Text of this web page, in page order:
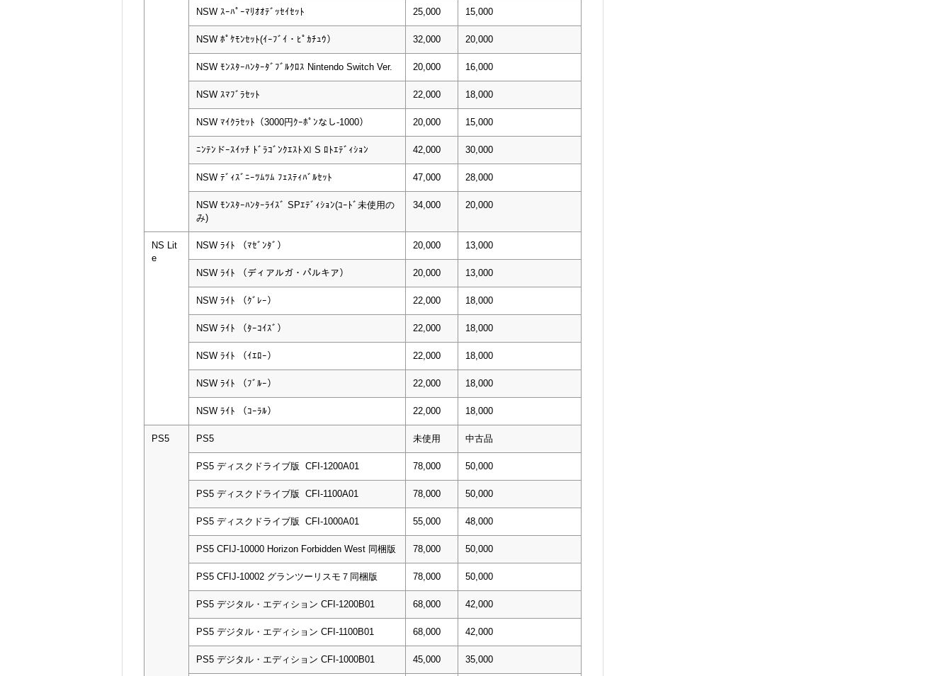
NSW ｽｰﾊﾟｰﾏﾘｵｵﾃﾞｯｾｲｾｯﾄ 25,000 15,000
NSW ﾎﾟｹﾓﾝｾｯﾄ(ｲｰﾌﾞｲ・ﾋﾟｶﾁｭｳ） 32,000 20,000
NSW ﾓﾝｽﾀｰﾊﾝﾀｰﾀﾞﾌﾞﾙｸﾛｽ Nintendo Switch Ver. 20,000 16,000
NSW ｽﾏﾌﾞﾗｾｯﾄ 22,000 18,000
NSW ﾏｲｸﾗｾｯﾄ（3000円ｸｰﾎﾟﾝなし-1000） 20,000 15,000
ﾆﾝﾃﾝドｰｽｲｯﾁ ﾄﾞﾗｺﾞﾝｸｴｽﾄⅪ S ﾛﾄｴﾃﾞｨｼｮﾝ 42,000 30,000
NSW ﾃﾞｨｽﾞﾆｰﾂﾑﾂﾑ ﾌｪｽﾃｨﾊﾞﾙｾｯﾄ 47,000 28,000
NSW ﾓﾝｽﾀｰﾊﾝﾀｰﾗｲｽﾞ SPｴﾃﾞｨｼｮﾝ(ｺｰﾄﾞ未使用の
み)
34,000 20,000
NS Lit
e
NSW ﾗｲﾄ （ﾏｾﾞﾝﾀﾞ） 20,000 13,000
NSW ﾗｲﾄ （ディアルガ・パルキア） 20,000 13,000
NSW ﾗｲﾄ （ｸﾞﾚｰ） 22,000 18,000
NSW ﾗｲﾄ （ﾀｰｺｲｽﾞ） 22,000 18,000
NSW ﾗｲﾄ （ｲｴﾛｰ） 22,000 18,000
NSW ﾗｲﾄ （ﾌﾞﾙｰ） 22,000 18,000
NSW ﾗｲﾄ （ｺｰﾗﾙ） 22,000 18,000
PS5 PS5 未使用 中古品
PS5 ディスクドライブ版 CFI-1200A01 78,000 50,000
PS5 ディスクドライブ版 CFI-1100A01 78,000 50,000
PS5 ディスクドライブ版 CFI-1000A01 55,000 48,000
PS5 CFIJ-10000 Horizon Forbidden West 同梱版 78,000 50,000
PS5 CFIJ-10002 グランツーリスモ７同梱版 78,000 50,000
PS5 デジタル・エディション CFI-1200B01 68,000 42,000
PS5 デジタル・エディション CFI-1100B01 68,000 42,000
PS5 デジタル・エディション CFI-1000B01 45,000 35,000